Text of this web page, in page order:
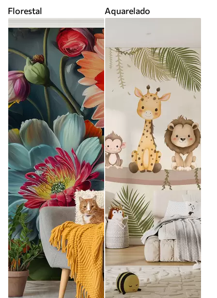
Florestal Aquarelado